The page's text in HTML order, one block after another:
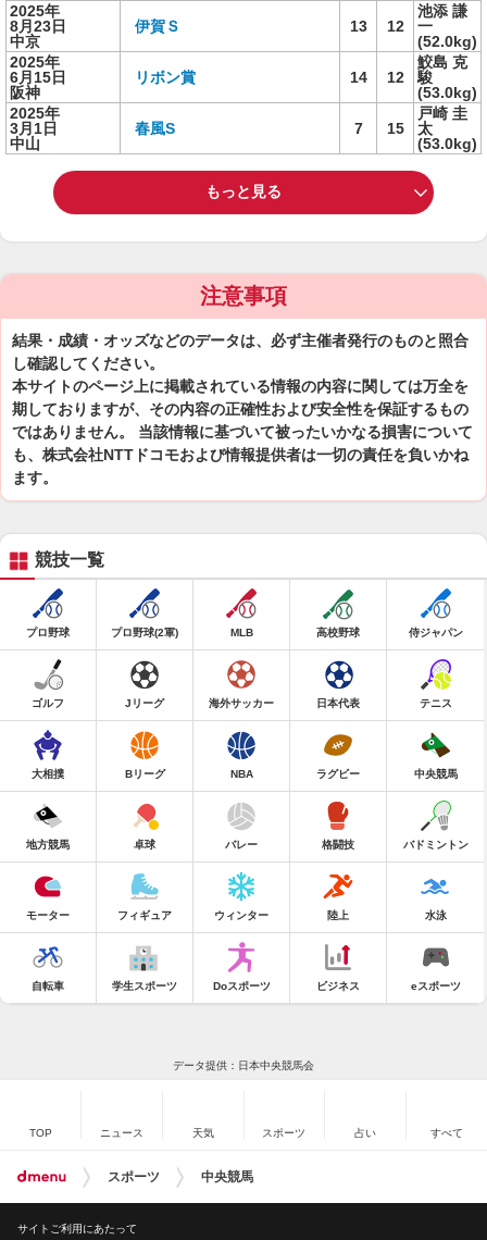
2025年
8月23日
中京
伊賀Ｓ 13 12
池添 謙
一
(52.0kg)
2025年
6月15日
阪神
リボン賞 14 12
鮫島 克
駿
(53.0kg)
2025年
3月1日
中山
春風S 7 15
戸崎 圭
太
(53.0kg)
もっと見る
注意事項
結果・成績・オッズなどのデータは、必ず主催者発行のものと照合
し確認してください。
本サイトのページ上に掲載されている情報の内容に関しては万全を
期しておりますが、その内容の正確性および安全性を保証するもの
ではありません。 当該情報に基づいて被ったいかなる損害について
も、株式会社NTTドコモおよび情報提供者は一切の責任を負いかね
ます。
競技一覧
プロ野球 プロ野球(2軍) MLB 高校野球 侍ジャパン
ゴルフ Jリーグ 海外サッカー 日本代表 テニス
大相撲 Bリーグ NBA ラグビー 中央競馬
地方競馬 卓球 バレー 格闘技 バドミントン
モーター フィギュア ウィンター 陸上 水泳
自転車 学生スポーツ Doスポーツ ビジネス eスポーツ
データ提供：日本中央競馬会
TOP ニュース 天気 スポーツ 占い すべて
スポーツ 中央競馬
サイトご利用にあたって